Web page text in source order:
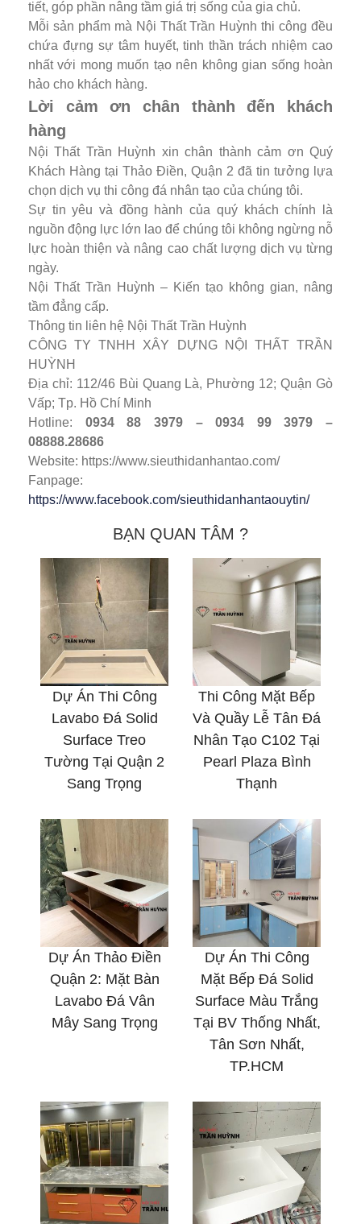
tiết, góp phần nâng tầm giá trị sống của gia chủ.
Mỗi sản phẩm mà Nội Thất Trần Huỳnh thi công đều
chứa đựng sự tâm huyết, tinh thần trách nhiệm cao
nhất với mong muốn tạo nên không gian sống hoàn
hảo cho khách hàng.
Lời cảm ơn chân thành đến khách
hàng
Nội Thất Trần Huỳnh xin chân thành cảm ơn Quý
Khách Hàng tại Thảo Điền, Quận 2 đã tin tưởng lựa
chọn dịch vụ thi công đá nhân tạo của chúng tôi.
Sự tin yêu và đồng hành của quý khách chính là
nguồn động lực lớn lao để chúng tôi không ngừng nỗ
lực hoàn thiện và nâng cao chất lượng dịch vụ từng
ngày.
Nội Thất Trần Huỳnh – Kiến tạo không gian, nâng
tầm đẳng cấp.
Thông tin liên hệ Nội Thất Trần Huỳnh
CÔNG TY TNHH XÂY DỰNG NỘI THẤT TRẦN
HUỲNH
Địa chỉ: 112/46 Bùi Quang Là, Phường 12; Quận Gò
Vấp; Tp. Hồ Chí Minh
Hotline: 0934 88 3979 – 0934 99 3979 –
08888.28686
Website: https://www.sieuthidanhantao.com/
Fanpage:
https://www.facebook.com/sieuthidanhantaouytin/
BẠN QUAN TÂM ?
Dự Án Thi Công
Lavabo Đá Solid
Surface Treo
Tường Tại Quận 2
Sang Trọng
Thi Công Mặt Bếp
Và Quầy Lễ Tân Đá
Nhân Tạo C102 Tại
Pearl Plaza Bình
Thạnh
Dự Án Thảo Điền
Quận 2: Mặt Bàn
Lavabo Đá Vân
Mây Sang Trọng
Dự Án Thi Công
Mặt Bếp Đá Solid
Surface Màu Trắng
Tại BV Thống Nhất,
Tân Sơn Nhất,
TP.HCM